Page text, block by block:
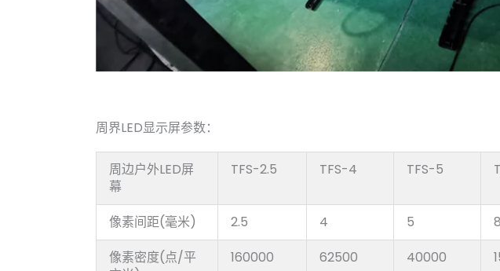
周界LED显示屏参数：
周边户外LED屏
幕
TFS-2.5 TFS-4 TFS-5
像素间距(毫米) 2.5 4 5 8
像素密度(点/平
160000 62500 40000